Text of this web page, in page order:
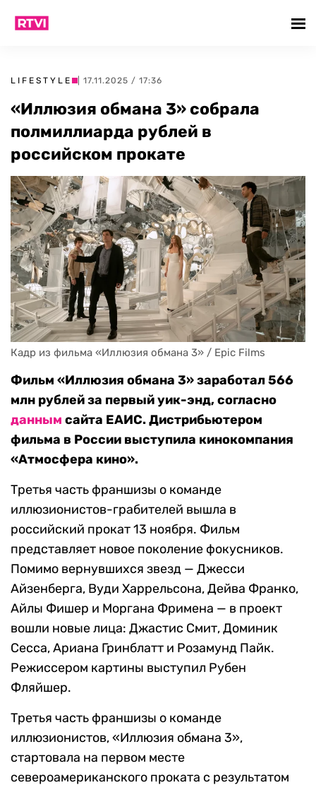
LIFESTYLE | 17.11.2025 / 17:36
«Иллюзия обмана 3» собрала
полмиллиарда рублей в
российском прокате
Кадр из фильма «Иллюзия обмана 3» / Epic Films
Фильм «Иллюзия обмана 3» заработал 566
млн рублей за первый уик-энд, согласно
данным сайта ЕАИС. Дистрибьютером
фильма в России выступила кинокомпания
«Атмосфера кино».
Третья часть франшизы о команде
иллюзионистов-грабителей вышла в
российский прокат 13 ноября. Фильм
представляет новое поколение фокусников.
Помимо вернувшихся звезд — Джесси
Айзенберга, Вуди Харрельсона, Дейва Франко,
Айлы Фишер и Моргана Фримена — в проект
вошли новые лица: Джастис Смит, Доминик
Сесса, Ариана Гринблатт и Розамунд Пайк.
Режиссером картины выступил Рубен
Фляйшер.
Третья часть франшизы о команде
иллюзионистов, «Иллюзия обмана 3»,
стартовала на первом месте
североамериканского проката с результатом